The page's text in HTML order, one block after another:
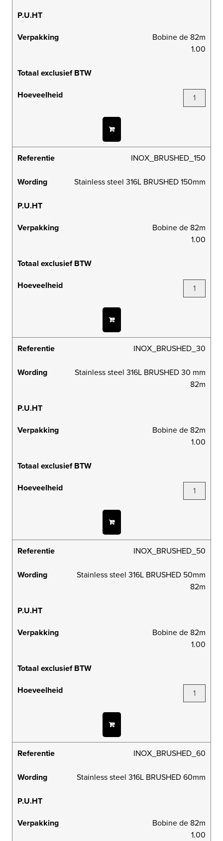
P.U.HT
Verpakking
Bobine de 82m
1.00
Totaal exclusief BTW
Hoeveelheid
Referentie INOX_BRUSHED_150
Wording Stainless steel 316L BRUSHED 150mm
P.U.HT
Verpakking
Bobine de 82m
1.00
Totaal exclusief BTW
Hoeveelheid
Referentie INOX_BRUSHED_30
Wording
Stainless steel 316L BRUSHED 30 mm
82m
P.U.HT
Verpakking
Bobine de 82m
1.00
Totaal exclusief BTW
Hoeveelheid
Referentie INOX_BRUSHED_50
Wording
Stainless steel 316L BRUSHED 50mm
82m
P.U.HT
Verpakking
Bobine de 82m
1.00
Totaal exclusief BTW
Hoeveelheid
Referentie INOX_BRUSHED_60
Wording Stainless steel 316L BRUSHED 60mm
P.U.HT
Verpakking
Bobine de 82m
1.00